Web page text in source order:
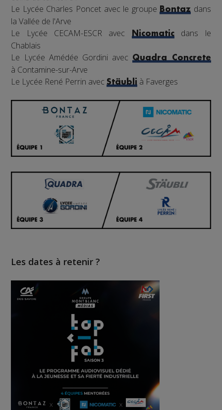
Le Lycée Charles Poncet avec le groupe Bontaz dans
la Vallée de l'Arve
Le Lycée CECAM-ESCR avec
Nicomaticdans le
Chablais
Le Lycée Amédée Gordini avecQuadra Concrete
à Contamine-sur-Arve
Le Lycée René Perrin avecStäubli à Faverges
Les dates à retenir ?